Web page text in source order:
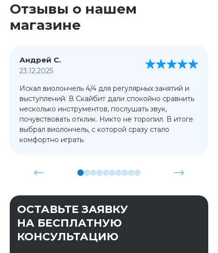
Отзывы о нашем
магазине
Андрей С.
23.12.2025
Искал виолончель 4/4 для регулярных занятий и
выступлений. В Скайбит дали спокойно сравнить
несколько инструментов, послушать звук,
почувствовать отклик. Никто не торопил. В итоге
выбрал виолончель, с которой сразу стало
комфортно играть.
ОСТАВЬТЕ ЗАЯВКУ
НА БЕСПЛАТНУЮ
КОНСУЛЬТАЦИЮ